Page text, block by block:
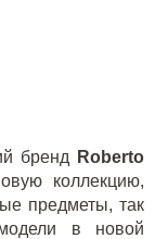
бренд
Roberto
коллекцию,
предметы, так
в новой